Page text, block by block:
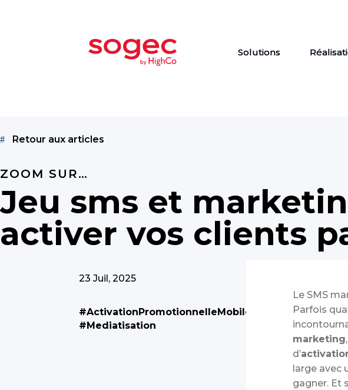
Solutions
Retour aux articles
ZOOM SUR…
Jeu sms et
activer vos clients
23 Juil, 2025
#ActivationPromotionnelleMobile
#Mediatisation
Le SMS
Parfois
marketing
d’
large avec
gagner. Et